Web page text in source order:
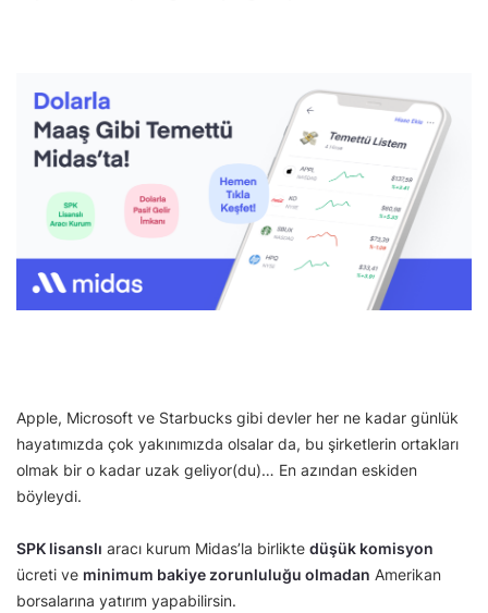
Apple, Microsoft ve Starbucks gibi devler her ne kadar günlük
hayatımızda çok yakınımızda olsalar da, bu şirketlerin ortakları
olmak bir o kadar uzak geliyor(du)… En azından eskiden
böyleydi.
SPK lisanslı aracı kurum Midas’la birlikte düşük komisyon
ücreti ve minimum bakiye zorunluluğu olmadan Amerikan
borsalarına yatırım yapabilirsin.